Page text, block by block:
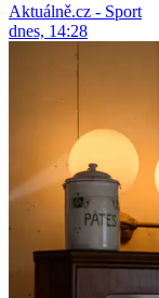
Aktuálně.cz - Sport
dnes, 14:28